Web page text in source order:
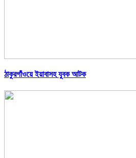
ঠাকুরগাঁওয়ে ইয়াবাসহ যুবক আটক